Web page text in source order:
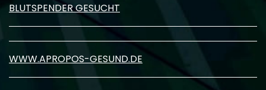
BLUTSPENDER GESUCHT
WWW.APROPOS-GESUND.DE